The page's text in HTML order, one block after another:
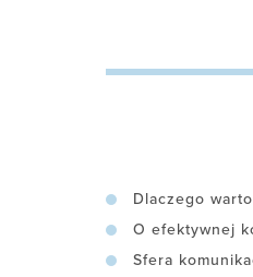
Dlaczego
O efektywnej
Sfera